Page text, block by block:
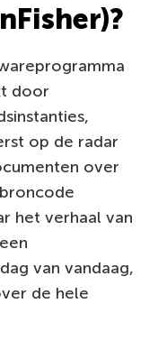
door
op de radar
over
het verhaal van
van vandaag,
de hele